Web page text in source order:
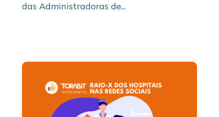
das Administradoras de...